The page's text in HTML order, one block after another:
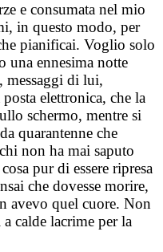
e consumata nel mio
in questo modo, per
pianificai. Voglio solo
una ennesima notte
messaggi di lui,
elettronica, che la
schermo, mentre si
quarantenne che
non ha mai saputo
pur di essere ripresa
che dovesse morire,
avevo quel cuore. Non
calde lacrime per la